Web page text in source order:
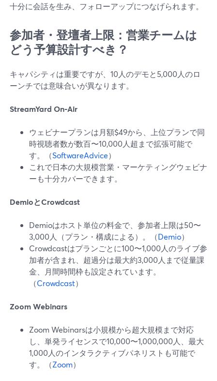
十分に会話を生み、フォローアップにつなげられます。
参加者・登壇者上限：営業チームは
どう予算設計すべき？
キャパシティは重要ですが、10人のデモと5,000人のロ
ーンチでは意味合いが異なります。
StreamYard On‑Air
ウェビナープランは月額$49から、上位プランで同
時視聴者数が数百〜10,000人超まで拡張可能で
す。（SoftwareAdvice）
これで日本の大規模営業・マーケティングウェビナ
ーも十分カバーできます。
DemioとCrowdcast
Demioはホスト単位の料金で、参加者上限は50〜
3,000人（プラン・構成による）。（Demio）
Crowdcastはプランごとに100〜1,000人のライブ参
加者が含まれ、超過分は最大約3,000人まで従量課
金、月間時間枠も設定されています。
（Crowdcast）
Zoom Webinars
Zoom Webinarsは小規模から超大規模まで対応
し、単発ライセンスで10,000〜1,000,000人、最大
1,000人のインタラクティブパネリストも可能で
す。（Zoom）